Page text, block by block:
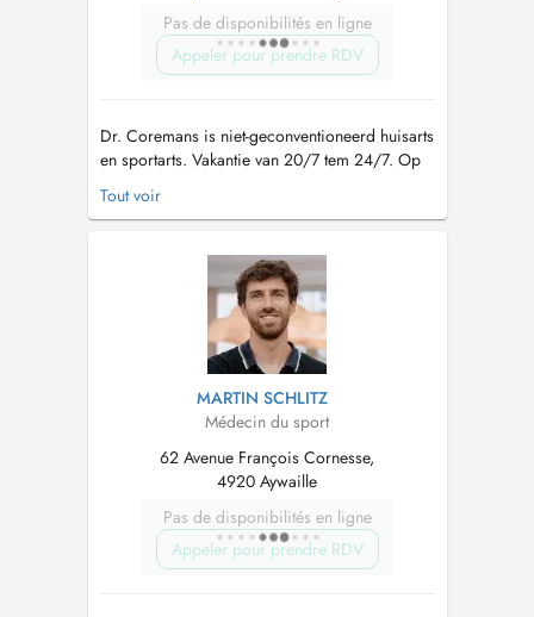
Pas de disponibilités en ligne
Appeler pour prendre RDV
Dr. Coremans is niet-geconventioneerd huisarts
en sportarts. Vakantie van 20/7 tem 24/7. Op
20/7 en 21/7 is Wachtpost N16 24/24
geopend. Op de andere dagen kan u terecht
voor afspraken: 014/39.78.04. Voor overige
vragen: 03/886.70.30 Mailadres: pra...
Tout voir
MARTIN SCHLITZ
Médecin du sport
62 Avenue François Cornesse,
4920 Aywaille
Pas de disponibilités en ligne
Appeler pour prendre RDV